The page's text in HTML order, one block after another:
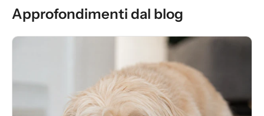
Approfondimenti dal blog